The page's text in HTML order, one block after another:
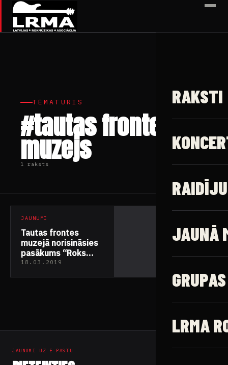
✕
RAKSTI
JAUNĀ
GRUPAS
LRMA
TĒMATURIS
#tautas frontes
muzejs
1 raksts
JAUNUMI
Tautas frontes
muzejā norisināsies
pasākums “Roks
pret tankiem”
18.03.2019
JAUNUMI UZ E-PASTU